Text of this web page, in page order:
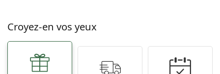
Croyez-en vos yeux